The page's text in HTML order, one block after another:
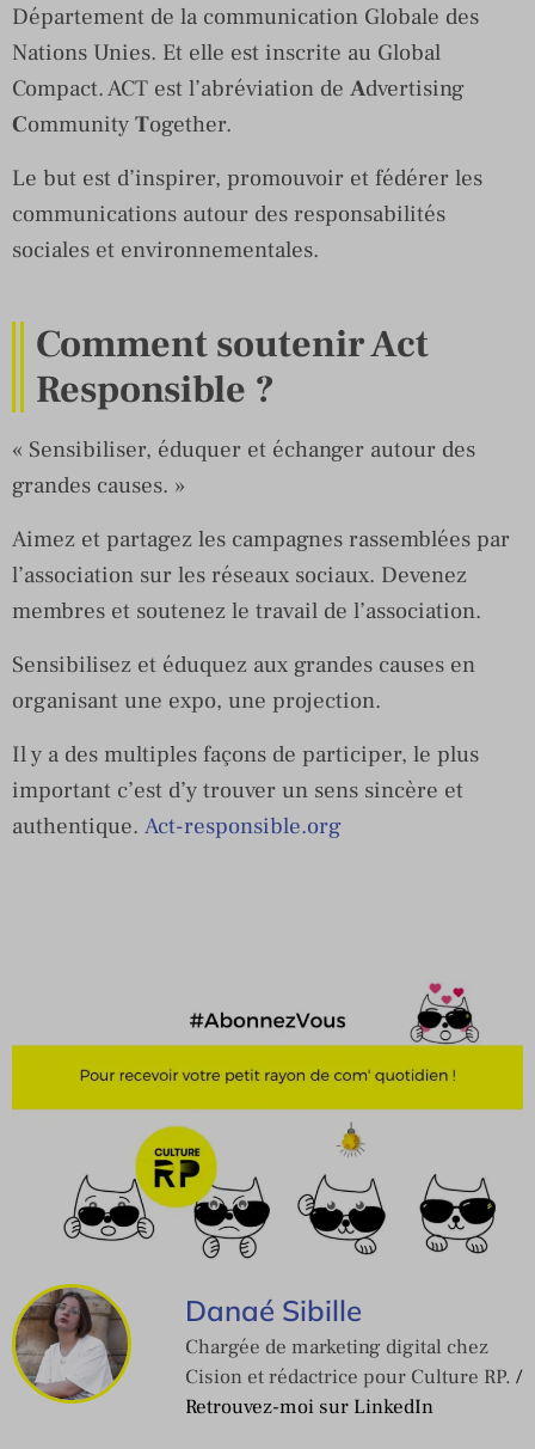
Département de la communication Globale des
Nations Unies. Et elle est inscrite au Global
Compact. ACT est l’abréviation de Advertising
Community Together.
Le but est d’inspirer, promouvoir et fédérer les
communications autour des responsabilités
sociales et environnementales.
Comment soutenir Act
Responsible ?
« Sensibiliser, éduquer et échanger autour des
grandes causes. »
Aimez et partagez les campagnes rassemblées par
l’association sur les réseaux sociaux. Devenez
membres et soutenez le travail de l’association.
Sensibilisez et éduquez aux grandes causes en
organisant une expo, une projection.
Il y a des multiples façons de participer, le plus
important c’est d’y trouver un sens sincère et
authentique. Act-responsible.org
Danaé Sibille
Chargée de marketing digital chez
Cision et rédactrice pour Culture RP. /
Retrouvez-moi sur LinkedIn